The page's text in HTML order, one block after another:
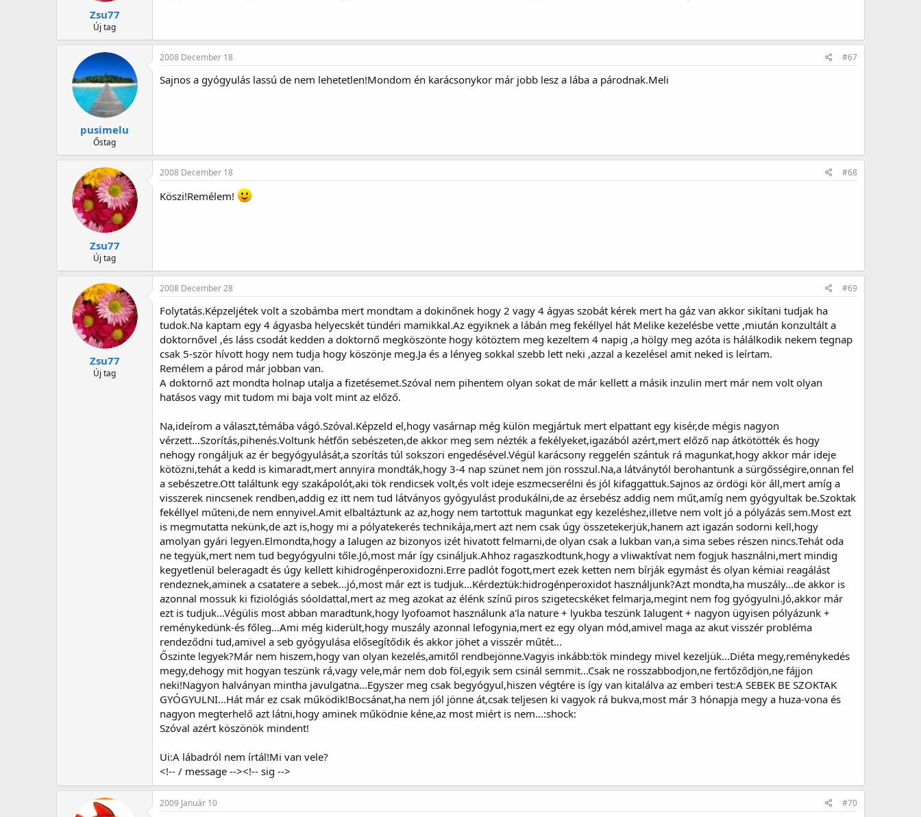
Zsu77
Új tag
pusimelu
Őstag
2008 December 18 #67
Sajnos a gyógyulás lassú de nem lehetetlen!Mondom én karácsonykor már jobb lesz a lába a párodnak.Meli
Zsu77
Új tag
2008 December 18 #68
Köszi!Remélem!
Zsu77
Új tag
2008 December 28 #69
Folytatás.Képzeljétek volt a szobámba mert mondtam a dokinőnek hogy 2 vagy 4 ágyas szobát kérek mert ha gáz van akkor sikítani tudjak ha
tudok.Na kaptam egy 4 ágyasba helyecskét tündéri mamikkal.Az egyiknek a lábán meg fekéllyel hát Melike kezelésbe vette ,miután konzultált a
doktornővel ,és láss csodát kedden a doktornő megköszönte hogy kötöztem meg kezeltem 4 napig ,a hölgy meg azóta is hálálkodik nekem tegnap
csak 5-ször hívott hogy nem tudja hogy köszönje meg.Ja és a lényeg sokkal szebb lett neki ,azzal a kezelésel amit neked is leírtam.
Remélem a párod már jobban van.
A doktornő azt mondta holnap utalja a fizetésemet.Szóval nem pihentem olyan sokat de már kellett a másik inzulin mert már nem volt olyan
hatásos vagy mit tudom mi baja volt mint az előző.
Na,ideírom a választ,témába vágó.Szóval.Képzeld el,hogy vasárnap még külön megjártuk mert elpattant egy kisér,de mégis nagyon
vérzett...Szorítás,pihenés.Voltunk hétfőn sebészeten,de akkor meg sem nézték a fekélyeket,igazából azért,mert előző nap átkötötték és hogy
nehogy rongáljuk az ér begyógyulását,a szorítás túl sokszori engedésével.Végül karácsony reggelén szántuk rá magunkat,hogy akkor már ideje
kötözni,tehát a kedd is kimaradt,mert annyira mondták,hogy 3-4 nap szünet nem jön rosszul.Na,a látványtól berohantunk a sürgősségire,onnan fel
a sebészetre.Ott találtunk egy szakápolót,aki tök rendicsek volt,és volt ideje eszmecserélni és jól kifaggattuk.Sajnos az ördögi kör áll,mert amíg a
visszerek nincsenek rendben,addig ez itt nem tud látványos gyógyulást produkálni,de az érsebész addig nem műt,amíg nem gyógyultak be.Szoktak
fekéllyel műteni,de nem ennyivel.Amit elbaltáztunk az az,hogy nem tartottuk magunkat egy kezeléshez,illetve nem volt jó a pólyázás sem.Most ezt
is megmutatta nekünk,de azt is,hogy mi a pólyatekerés technikája,mert azt nem csak úgy összetekerjük,hanem azt igazán sodorni kell,hogy
amolyan gyári legyen.Elmondta,hogy a Ialugen az bizonyos izét hivatott felmarni,de olyan csak a lukban van,a sima sebes részen nincs.Tehát oda
ne tegyük,mert nem tud begyógyulni tőle.Jó,most már így csináljuk.Ahhoz ragaszkodtunk,hogy a vliwaktívat nem fogjuk használni,mert mindig
kegyetlenül beleragadt és úgy kellett kihidrogénperoxidozni.Erre padlót fogott,mert ezek ketten nem bírják egymást és olyan kémiai reagálást
rendeznek,aminek a csatatere a sebek...jó,most már ezt is tudjuk...Kérdeztük:hidrogénperoxidot használjunk?Azt mondta,ha muszály...de akkor is
azonnal mossuk ki fiziológiás sóoldattal,mert az meg azokat az élénk színű piros szigetecskéket felmarja,megint nem fog gyógyulni.Jó,akkor már
ezt is tudjuk...Végülis most abban maradtunk,hogy lyofoamot használunk a'la nature + lyukba teszünk Ialugent + nagyon ügyisen pólyázunk +
reménykedünk-és főleg...Ami még kiderült,hogy muszály azonnal lefogynia,mert ez egy olyan mód,amivel maga az akut visszér probléma
rendeződni tud,amivel a seb gyógyulása elősegítődik és akkor jöhet a visszér műtét...
Őszinte legyek?Már nem hiszem,hogy van olyan kezelés,amitől rendbejönne.Vagyis inkább:tök mindegy mivel kezeljük...Diéta megy,reménykedés
megy,dehogy mit hogyan teszünk rá,vagy vele,már nem dob föl,egyik sem csinál semmit...Csak ne rosszabbodjon,ne fertőződjön,ne fájjon
neki!Nagyon halványan mintha javulgatna...Egyszer meg csak begyógyul,hiszen végtére is így van kitalálva az emberi test:A SEBEK BE SZOKTAK
GYÓGYULNI...Hát már ez csak működik!Bocsánat,ha nem jól jönne át,csak teljesen ki vagyok rá bukva,most már 3 hónapja megy a huza-vona és
nagyon megterhelő azt látni,hogy aminek működnie kéne,az most miért is nem...:shock:
Szóval azért köszönök mindent!
Ui:A lábadról nem írtál!Mi van vele?
<!-- / message --><!-- sig -->
2009 Január 10 #70